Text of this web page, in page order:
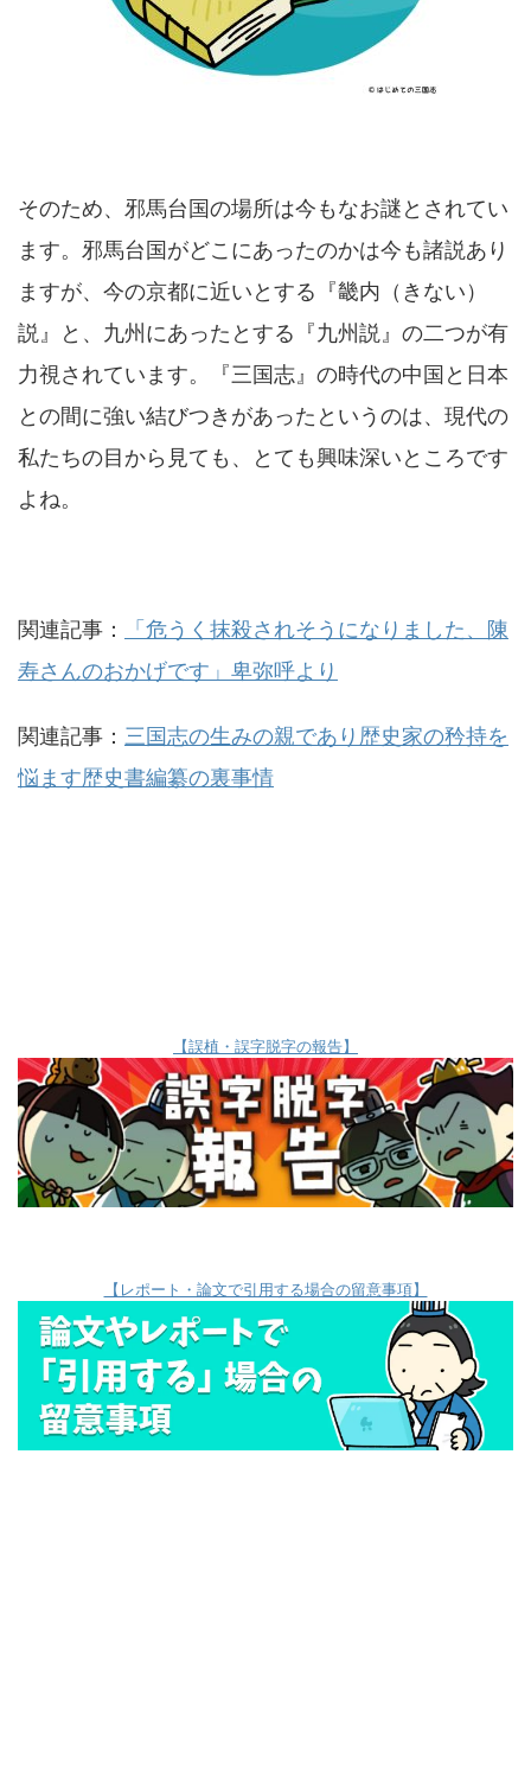
そのため、邪馬台国の場所は今もなお謎とされてい
ます。邪馬台国がどこにあったのかは今も諸説あり
ますが、今の京都に近いとする『畿内（きない）
説』と、九州にあったとする『九州説』の二つが有
力視されています。『三国志』の時代の中国と日本
との間に強い結びつきがあったというのは、現代の
私たちの目から見ても、とても興味深いところです
よね。
関連記事：
「危うく抹殺されそうになりました、陳
寿さんのおかげです」卑弥呼より
関連記事： 三国志の生みの親であり歴史家の矜持を
悩ます歴史書編纂の裏事情
【誤植・誤字脱字の報告】
【レポート・論文で引用する場合の留意事項】